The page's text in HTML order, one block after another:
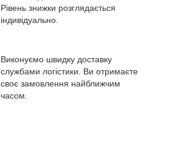
Рівень знижки розглядається
індивідуально.
Виконуємо швидку доставку
службами логістики. Ви отримаєте
своє замовлення найближчим
часом.